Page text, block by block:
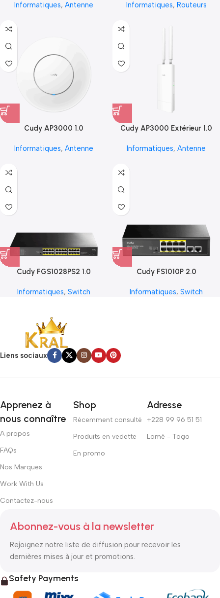
Informatiques, Antenne Informatiques, Routeurs
Cudy AP3000 1.0
Informatiques, Antenne
Cudy AP3000 Extérieur 1.0
Informatiques, Antenne
Cudy FGS1028PS2 1.0
Informatiques, Switch
Cudy FS1010P 2.0
Informatiques, Switch
Liens sociaux
Apprenez à
nous connaître
A propos
FAQs
Nos Marques
Work With Us
Contactez-nous
Shop
Récemment consulté
Produits en vedette
En promo
Adresse
+228 99 96 51 51
Lomé - Togo
Abonnez-vous à la newsletter
Rejoignez notre liste de diffusion pour recevoir les
dernières mises à jour et promotions.
Safety Payments